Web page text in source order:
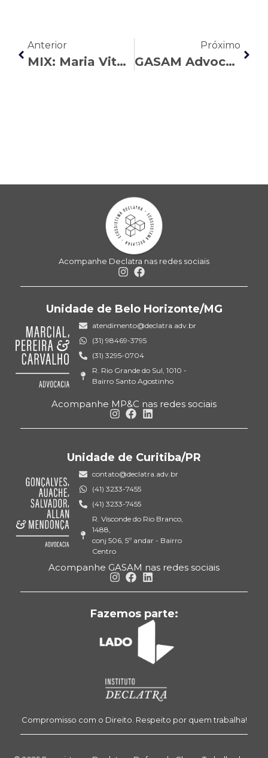
Anterior
MIX: Maria Vitoria aborda os detalhes da licença e do salário-maternidade
Próximo
GASAM Advocacia inaugura novo escritório em Curitiba
Acompanhe Declatra nas redes sociais
Unidade de Belo Horizonte/MG
atendimento@declatra.adv.br
(31) 98469-3795
(31) 3295-0704
R. Rio Grande do Sul, 1010 -
Bairro Santo Agostinho
Acompanhe MP&C nas redes sociais
Unidade de Curitiba/PR
contato@declatra.adv.br
(41) 3233-7455
(41) 3233-7455
R. Visconde do Rio Branco,
1488,
conj 506, 5º andar - Bairro
Centro
Acompanhe GASAM nas redes sociais
Fazemos parte:
Compromisso com o Direito. Respeito por quem trabalha!